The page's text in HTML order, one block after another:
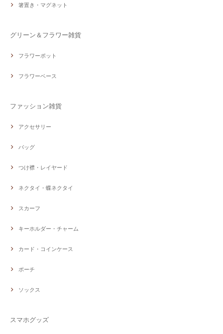
箸置き・マグネット
グリーン＆フラワー雑貨
フラワーポット
フラワーベース
ファッション雑貨
アクセサリー
バッグ
つけ襟・レイヤード
ネクタイ・蝶ネクタイ
スカーフ
キーホルダー・チャーム
カード・コインケース
ポーチ
ソックス
スマホグッズ